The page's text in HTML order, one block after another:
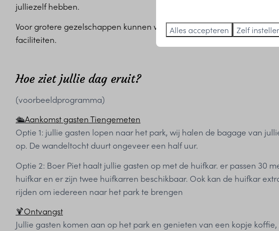
julliezelf hebben.
Voor grotere gezelschappen kunnen we uitbreiden met extra tenten
faciliteiten.
Hoe ziet jullie dag eruit?
(voorbeeldprogramma)
🛳️Aankomst gasten Tiengemeten
Optie 1: jullie gasten lopen naar het park, wij halen de bagage van
op. De wandeltocht duurt ongeveer een half uur.
Optie 2: Boer Piet haalt jullie gasten op met de huifkar. er passen 30
huifkar en er zijn twee huifkarren beschikbaar. Ook kan de huifkar
rijden om iedereen naar het park te brengen
🍹Ontvangst
Jullie gasten komen aan op het park en genieten van een kopje
Alles accepteren Zelf